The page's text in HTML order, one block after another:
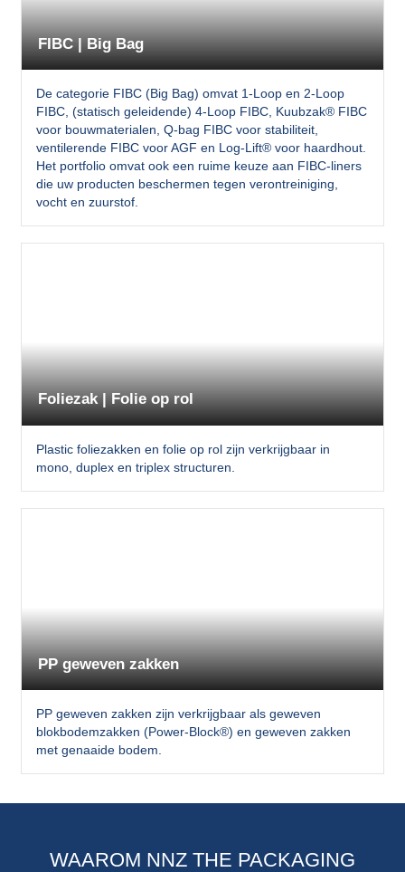
FIBC | Big Bag
De categorie FIBC (Big Bag) omvat 1-Loop en 2-Loop
FIBC, (statisch geleidende) 4-Loop FIBC, Kuubzak® FIBC
voor bouwmaterialen, Q-bag FIBC voor stabiliteit,
ventilerende FIBC voor AGF en Log-Lift® voor haardhout.
Het portfolio omvat ook een ruime keuze aan FIBC-liners
die uw producten beschermen tegen verontreiniging,
vocht en zuurstof.
Foliezak | Folie op rol
Plastic foliezakken en folie op rol zijn verkrijgbaar in
mono, duplex en triplex structuren.
PP geweven zakken
PP geweven zakken zijn verkrijgbaar als geweven
blokbodemzakken (Power-Block®) en geweven zakken
met genaaide bodem.
WAAROM NNZ THE PACKAGING